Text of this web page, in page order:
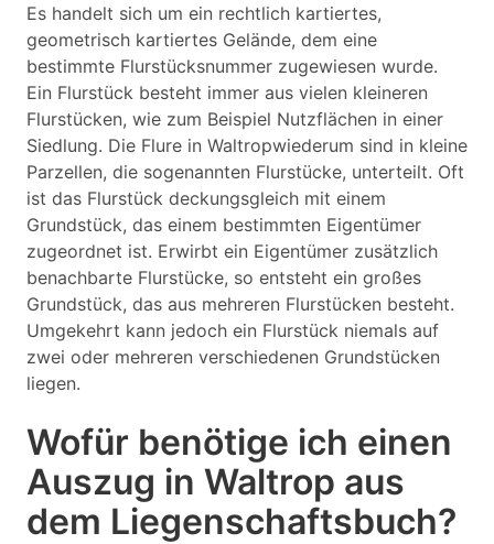
Es handelt sich um ein rechtlich kartiertes,
geometrisch kartiertes Gelände, dem eine
bestimmte Flurstücksnummer zugewiesen wurde.
Ein Flurstück besteht immer aus vielen kleineren
Flurstücken, wie zum Beispiel Nutzflächen in einer
Siedlung. Die Flure in Waltropwiederum sind in kleine
Parzellen, die sogenannten Flurstücke, unterteilt. Oft
ist das Flurstück deckungsgleich mit einem
Grundstück, das einem bestimmten Eigentümer
zugeordnet ist. Erwirbt ein Eigentümer zusätzlich
benachbarte Flurstücke, so entsteht ein großes
Grundstück, das aus mehreren Flurstücken besteht.
Umgekehrt kann jedoch ein Flurstück niemals auf
zwei oder mehreren verschiedenen Grundstücken
liegen.
Wofür benötige ich einen
Auszug in Waltrop aus
dem Liegenschaftsbuch?